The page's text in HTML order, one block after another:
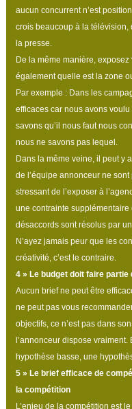
aucun concurrent n’est
crois beaucoup à la télévision,
la presse.
De la même manière,
également quelle est la zone
Par exemple : Dans les
efficaces car nous avons
savons qu’il nous faut nous
nous ne savons pas lequel.
Dans la même veine, il peut y
de l’équipe annonceur ne
stressant de l’exposer à
une contrainte
désaccords sont résolus par
N’ayez jamais peur que les
créativité, c’est le contraire.
4» Le budget doit faire partie
Aucun brief ne peut être
ne peut pas vous
objectifs, ce n’est pas dans
l’annonceur dispose
hypothèse basse, une
5» Le brief efficace de
la compétition
L’enjeu de la compétition est